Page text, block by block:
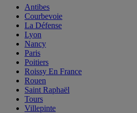
Antibes
Courbevoie
La Défense
Lyon
Nancy
Paris
Poitiers
Roissy En France
Rouen
Saint Raphaël
Tours
Villepinte